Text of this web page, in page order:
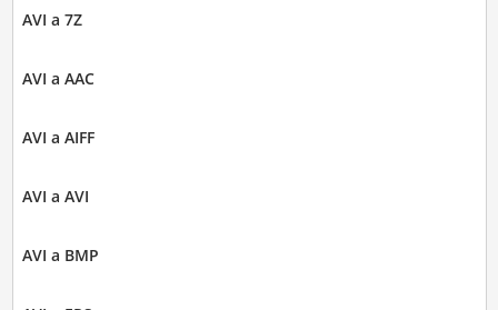
AVI a 7Z
AVI a AAC
AVI a AIFF
AVI a AVI
AVI a BMP